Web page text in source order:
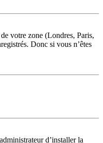
votre zone (Londres, Paris,
Donc si vous n’êtes
d’installer la